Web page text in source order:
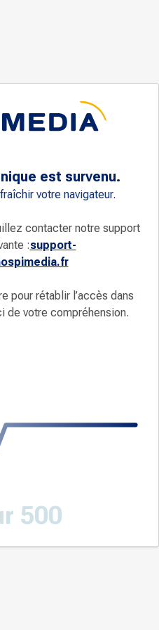
est survenu.
votre navigateur.
contacter notre support
:support-
pour rétablir l’accès dans
de votre compréhension.
500